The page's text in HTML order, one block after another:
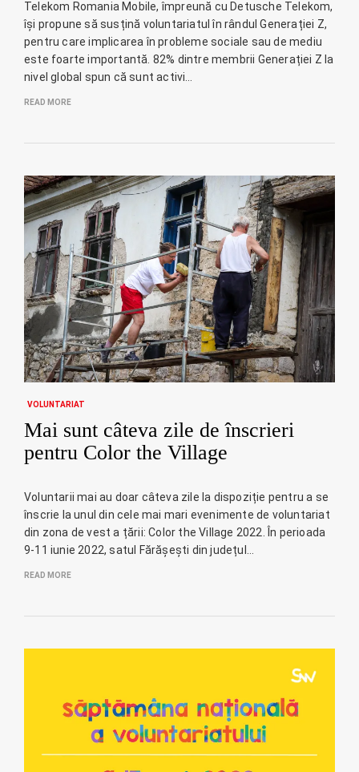
Telekom Romania Mobile, împreună cu Detusche Telekom,
își propune să susțină voluntariatul în rândul Generației Z,
pentru care implicarea în probleme sociale sau de mediu
este foarte importantă. 82% dintre membrii Generației Z la
nivel global spun că sunt activi…
READ MORE
VOLUNTARIAT
Mai sunt câteva zile de înscrieri
pentru Color the Village
Voluntarii mai au doar câteva zile la dispoziție pentru a se
înscrie la unul din cele mai mari evenimente de voluntariat
din zona de vest a țării: Color the Village 2022. În perioada
9-11 iunie 2022, satul Fărășești din județul…
READ MORE